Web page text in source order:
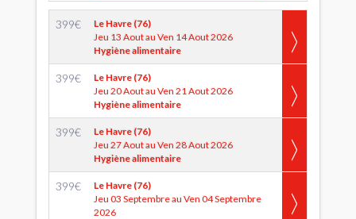
399€
Le Havre (76)
Jeu 13 Aout au Ven 14 Aout 2026
Hygiène alimentaire
399€
Le Havre (76)
Jeu 20 Aout au Ven 21 Aout 2026
Hygiène alimentaire
399€
Le Havre (76)
Jeu 27 Aout au Ven 28 Aout 2026
Hygiène alimentaire
399€
Le Havre (76)
Jeu 03 Septembre au Ven 04 Septembre
2026